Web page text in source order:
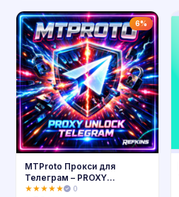
Купить
6%
MTProto Прокси для
Телеграм – PROXY
БЕЗЛИМИТ ЛИЧНЫЙ ВПН
★★★★★ 0